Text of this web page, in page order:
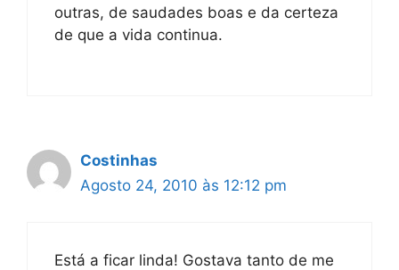
outras, de saudades boas e da certeza
de que a vida continua.
Costinhas
Agosto 24, 2010 às 12:12 pm
Está a ficar linda! Gostava tanto de me